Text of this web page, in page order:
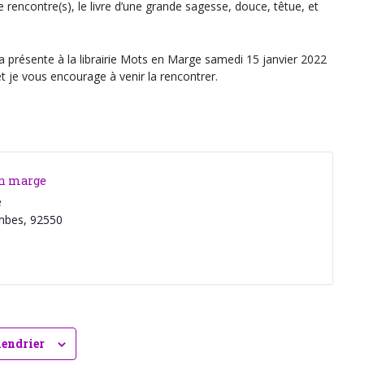
rencontre(s), le livre d’une grande sagesse, douce, têtue, et
présente à la librairie Mots en Marge samedi 15 janvier 2022
je vous encourage à venir la rencontrer.
marge
, 92550